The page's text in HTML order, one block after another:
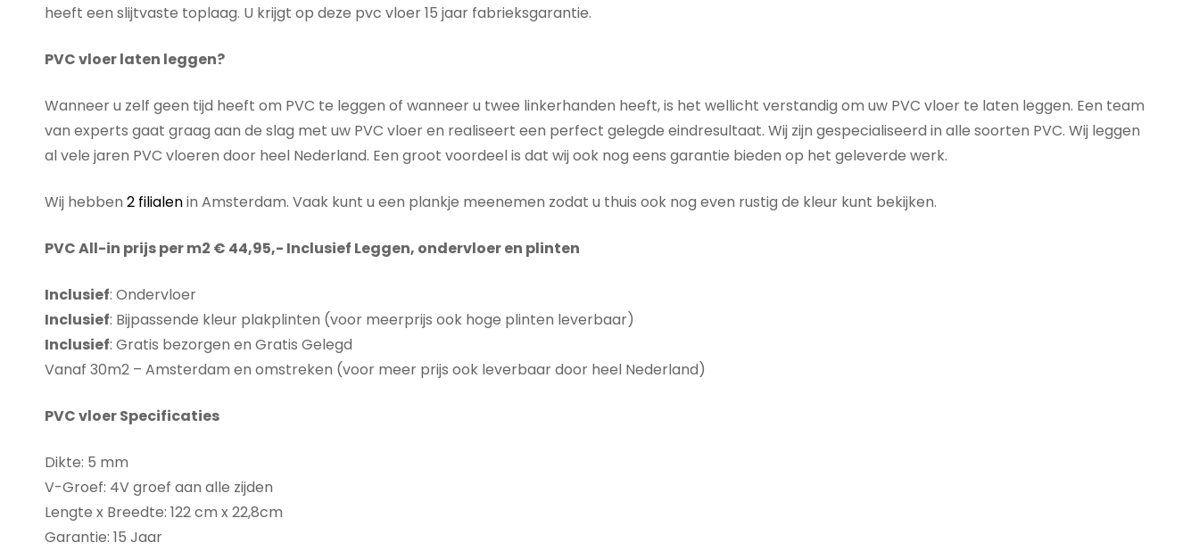
heeft een slijtvaste toplaag. U krijgt op deze pvc vloer 15 jaar fabrieksgarantie.
PVC vloer laten leggen?
Wanneer u zelf geen tijd heeft om PVC te leggen of wanneer u twee linkerhanden heeft, is het wellicht verstandig om uw PVC vloer te laten leggen. Een team
van experts gaat graag aan de slag met uw PVC vloer en realiseert een perfect gelegde eindresultaat. Wij zijn gespecialiseerd in alle soorten PVC. Wij leggen
al vele jaren PVC vloeren door heel Nederland. Een groot voordeel is dat wij ook nog eens garantie bieden op het geleverde werk.
Wij hebben 2 filialenin Amsterdam. Vaak kunt u een plankje meenemen zodat u thuis ook nog even rustig de kleur kunt bekijken.
PVC All-in prijs per m2 € 44,95,- Inclusief Leggen, ondervloer en plinten
Inclusief: Ondervloer
Inclusief: Bijpassende kleur plakplinten (voor meerprijs ook hoge plinten leverbaar)
Inclusief: Gratis bezorgen en Gratis Gelegd
Vanaf 30m2 – Amsterdam en omstreken (voor meer prijs ook leverbaar door heel Nederland)
PVC vloer Specificaties
Dikte: 5 mm
V-Groef: 4V groef aan alle zijden
Lengte x Breedte: 122 cm x 22,8cm
Garantie: 15 Jaar